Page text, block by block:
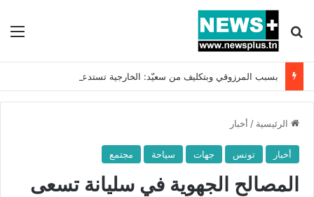
بحث عن
الرئيسية / أخبار
أخبار تونس جهات سياحة مجتمع
المصالح الجهوية في سليانة تسعى